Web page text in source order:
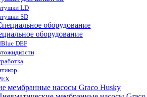
LD
SD
оборудование
DEF
мембранные насосы Graco Husky